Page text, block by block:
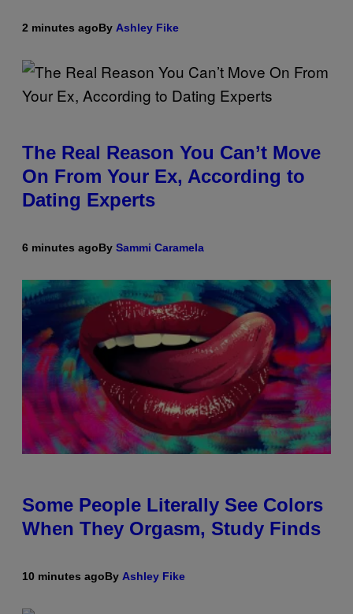
2 minutes agoBy Ashley Fike
The Real Reason You Can’t Move
On From Your Ex, According to
Dating Experts
6 minutes agoBy Sammi Caramela
Some People Literally See Colors
When They Orgasm, Study Finds
10 minutes agoBy Ashley Fike